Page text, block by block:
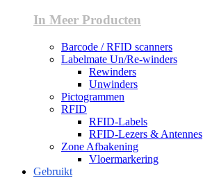
In Meer Producten
Barcode / RFID scanners
Labelmate Un/Re-winders
Rewinders
Unwinders
Pictogrammen
RFID
RFID-Labels
RFID-Lezers & Antennes
Zone Afbakening
Vloermarkering
Gebruikt